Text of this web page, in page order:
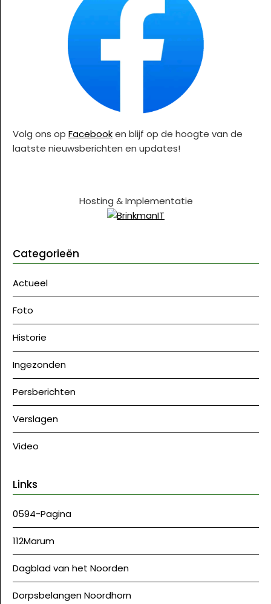
Volg ons op Facebooken blijf op de hoogte van de
laatste nieuwsberichten en updates!
Hosting & Implementatie
Categorieën
Actueel
Foto
Historie
Ingezonden
Persberichten
Verslagen
Video
Links
0594-Pagina
112Marum
Dagblad van het Noorden
Dorpsbelangen Noordhorn